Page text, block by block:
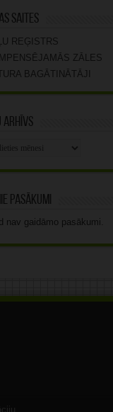
saites
REĢISTRS
ZĀLES
BAGĀTINĀTĀJI
arhīvs
pasākumi
nav gaidāmo pasākumi.